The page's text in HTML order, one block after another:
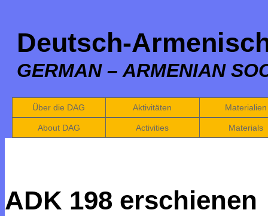
Deutsch-
GERMAN – ARMENIAN
Über die DAG Aktivitäten Materialien
About DAG Activities Materials
ADK 198 erschienen